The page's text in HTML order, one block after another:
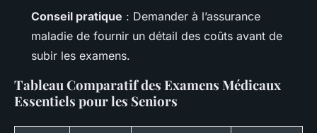
Conseil pratique : Demander à l’assurance
maladie de fournir un détail des coûts avant de
subir les examens.
Tableau Comparatif des Examens Médicaux
Essentiels pour les Seniors